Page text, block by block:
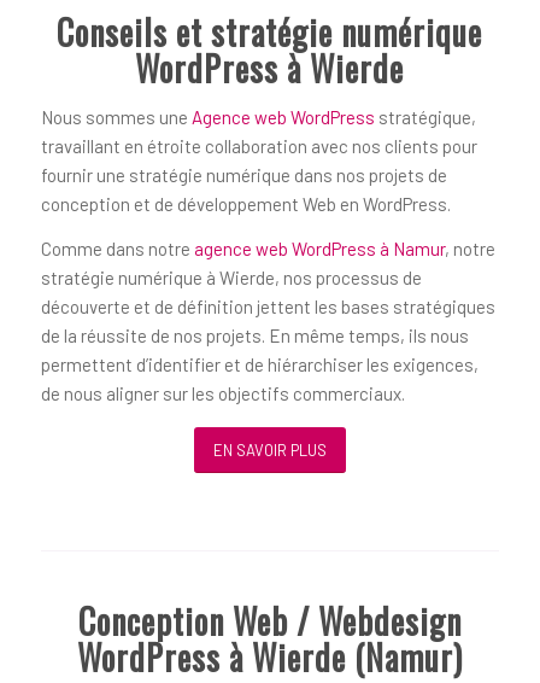
Conseils et stratégie numérique
WordPress à Wierde
Nous sommes une Agence web WordPress stratégique,
travaillant en étroite collaboration avec nos clients pour
fournir une stratégie numérique dans nos projets de
conception et de développement Web en WordPress.
Comme dans notre agence web WordPress à Namur, notre
stratégie numérique à Wierde, nos processus de
découverte et de définition jettent les bases stratégiques
de la réussite de nos projets. En même temps, ils nous
permettent d’identifier et de hiérarchiser les exigences,
de nous aligner sur les objectifs commerciaux.
EN SAVOIR PLUS
Conception Web / Webdesign
WordPress à Wierde (Namur)